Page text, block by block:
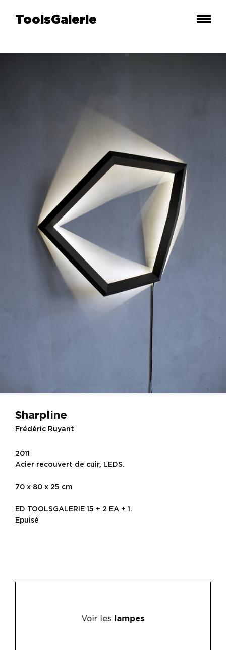
ToolsGalerie
Sharpline
Frédéric Ruyant
2011
Acier recouvert de cuir, LEDS.
70 x 80 x 25 cm
ED TOOLSGALERIE 15 + 2 EA + 1.
Epuisé
Voir les lampes